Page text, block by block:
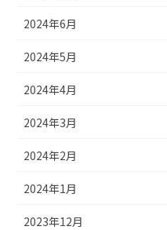
2024年6月
2024年5月
2024年4月
2024年3月
2024年2月
2024年1月
2023年12月